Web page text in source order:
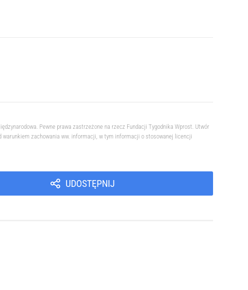
Pewne prawa zastrzeżone na rzecz Fundacji Tygodnika Wprost. Utwór
warunkiem zachowania ww. informacji, w tym informacji o stosowanej licencji
UDOSTĘPNIJ